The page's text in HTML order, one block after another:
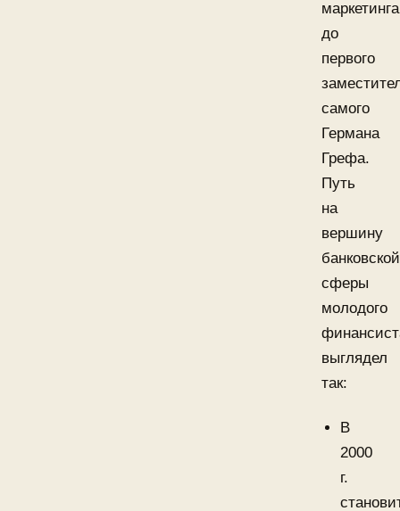
маркетинга
до
первого
самого
Германа
Грефа.
Путь
на
вершину
банковской
сферы
молодого
выглядел
так:
В
2000
г.